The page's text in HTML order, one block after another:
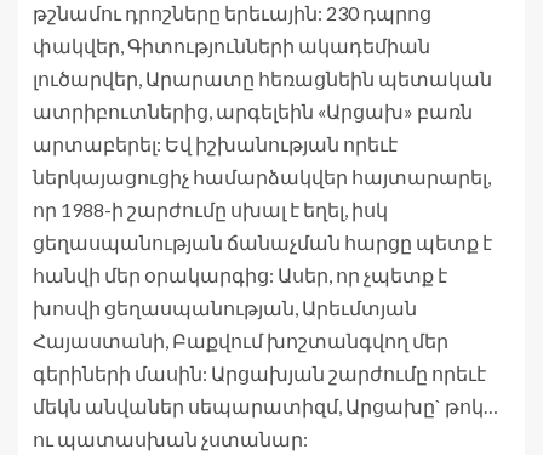
թշնամու դրոշները երեւային: 230 դպրոց
փակվեր, Գիտությունների ակադեմիան
լուծարվեր, Արարատը հեռացնեին պետական
ատրիբուտներից, արգելեին «Արցախ» բառն
արտաբերել: Եվ իշխանության որեւէ
ներկայացուցիչ համարձակվեր հայտարարել,
որ 1988-ի շարժումը սխալ է եղել, իսկ
ցեղասպանության ճանաչման հարցը պետք է
հանվի մեր օրակարգից: Ասեր, որ չպետք է
խոսվի ցեղասպանության, Արեւմտյան
Հայաստանի, Բաքվում խոշտանգվող մեր
գերիների մասին: Արցախյան շարժումը որեւէ
մեկն անվաներ սեպարատիզմ, Արցախը` թոկ…
ու պատասխան չստանար: